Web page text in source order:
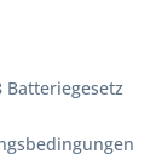
Batteriegesetz